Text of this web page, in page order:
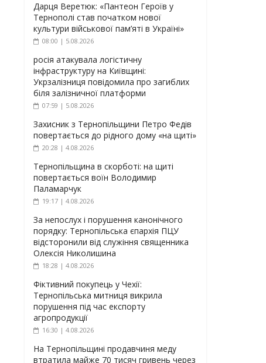
Дарця Веретюк: «Пантеон Героїв у
Тернополі став початком нової
культури військової пам’яті в Україні»
08:00 | 5.08.2026
росія атакувала логістичну
інфраструктуру на Київщині:
Укрзалізниця повідомила про загиблих
біля залізничної платформи
07:59 | 5.08.2026
Захисник з Тернопільщини Петро Федів
повертається до рідного дому «на щиті»
20:28 | 4.08.2026
Тернопільщина в скорботі: на щиті
повертається воїн Володимир
Паламарчук
19:17 | 4.08.2026
За непослух і порушення канонічного
порядку: Тернопільська єпархія ПЦУ
відсторонили від служіння священника
Олексія Николишина
18:28 | 4.08.2026
Фіктивний покупець у Чехії:
Тернопільська митниця викрила
порушення під час експорту
агропродукції
16:30 | 4.08.2026
На Тернопільщині продавчиня меду
втратила майже 70 тисяч гривень через